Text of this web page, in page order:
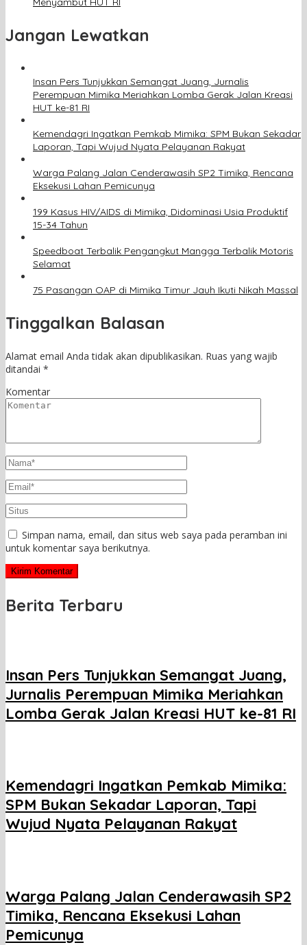
Jangan Lewatkan
Insan Pers Tunjukkan Semangat Juang, Jurnalis
Perempuan Mimika Meriahkan Lomba Gerak Jalan Kreasi
HUT ke-81 RI
Kemendagri Ingatkan Pemkab Mimika: SPM Bukan Sekadar
Laporan, Tapi Wujud Nyata Pelayanan Rakyat
Warga Palang Jalan Cenderawasih SP2 Timika, Rencana
Eksekusi Lahan Pemicunya
199 Kasus HIV/AIDS di Mimika, Didominasi Usia Produktif
15-34 Tahun
Speedboat Terbalik Pengangkut Mangga Terbalik Motoris
Selamat
75 Pasangan OAP di Mimika Timur Jauh Ikuti Nikah Massal
Tinggalkan Balasan
Alamat email Anda tidak akan dipublikasikan. Ruas yang wajib
ditandai *
Komentar
Simpan nama, email, dan situs web saya pada peramban ini
untuk komentar saya berikutnya.
Berita Terbaru
Insan Pers Tunjukkan Semangat Juang,
Jurnalis Perempuan Mimika Meriahkan
Lomba Gerak Jalan Kreasi HUT ke-81 RI
Kemendagri Ingatkan Pemkab Mimika:
SPM Bukan Sekadar Laporan, Tapi
Wujud Nyata Pelayanan Rakyat
Warga Palang Jalan Cenderawasih SP2
Timika, Rencana Eksekusi Lahan
Pemicunya